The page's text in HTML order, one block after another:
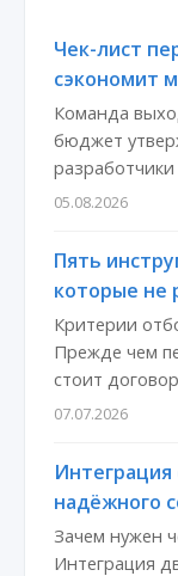
Чек-лист
сэкономит
Команда
бюджет
05.08.2026
Пять
которые не
Критерии
Прежде чем
стоит
07.07.2026
Интеграция
надёжного
Зачем нужен
Интеграция